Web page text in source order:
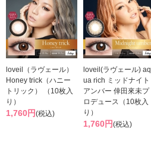
loveil（ラヴェール）
Honey trick（ハニー
トリック） （10枚入
り）
1,760円(税込)
loveil(ラヴェール) aq
ua rich ミッドナイト
アンバー 倖田來未プ
ロデュース（10枚入
り）
1,760円(税込)